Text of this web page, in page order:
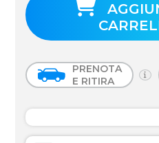
PRENOTA
E RITIRA